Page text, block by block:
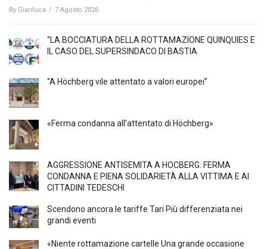
By Gianluca / 7 Agosto 2026
“LA BOCCIATURA DELLA ROTTAMAZIONE QUINQUIES E
IL CASO DEL SUPERSINDACO DI BASTIA
“A Höchberg vile attentato a valori europei”
«Ferma condanna all’attentato di Höchberg»
AGGRESSIONE ANTISEMITA A HÖCBERG: FERMA
CONDANNA E PIENA SOLIDARIETÀ ALLA VITTIMA E AI
CITTADINI TEDESCHI
Scendono ancora le tariffe Tari Più differenziata nei
grandi eventi
«Niente rottamazione cartelle Una grande occasione